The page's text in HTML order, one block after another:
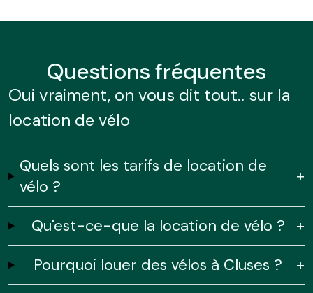
Questionsfréquentes
Oui vraiment, on vous dit tout.. sur la
location de vélo
Quels sont les tarifs de location de
vélo ?
+
Qu'est-ce-que la location de vélo ?
+
Pourquoi louer des vélos à Cluses ?
+